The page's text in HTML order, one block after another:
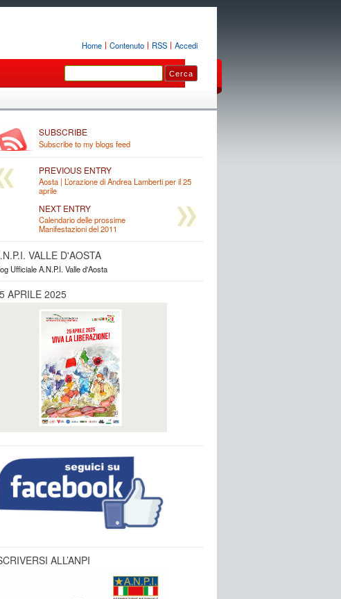
Home Contenuto RSS Accedi
SUBSCRIBE
Subscribe to my blogs feed
PREVIOUS ENTRY
Aosta | L’orazione di Andrea Lamberti per il 25
aprile
NEXT ENTRY
Calendario delle prossime
Manifestazioni del 2011
VALLE D'AOSTA
Ufficiale A.N.P.I. Valle d'Aosta
APRILE 2025
ALL’ANPI